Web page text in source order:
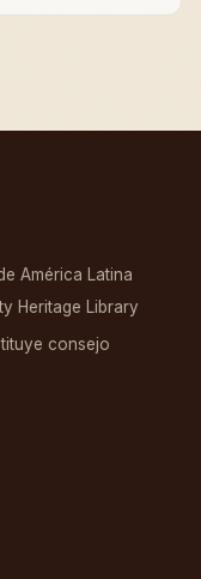
América Latina
Heritage Library
consejo